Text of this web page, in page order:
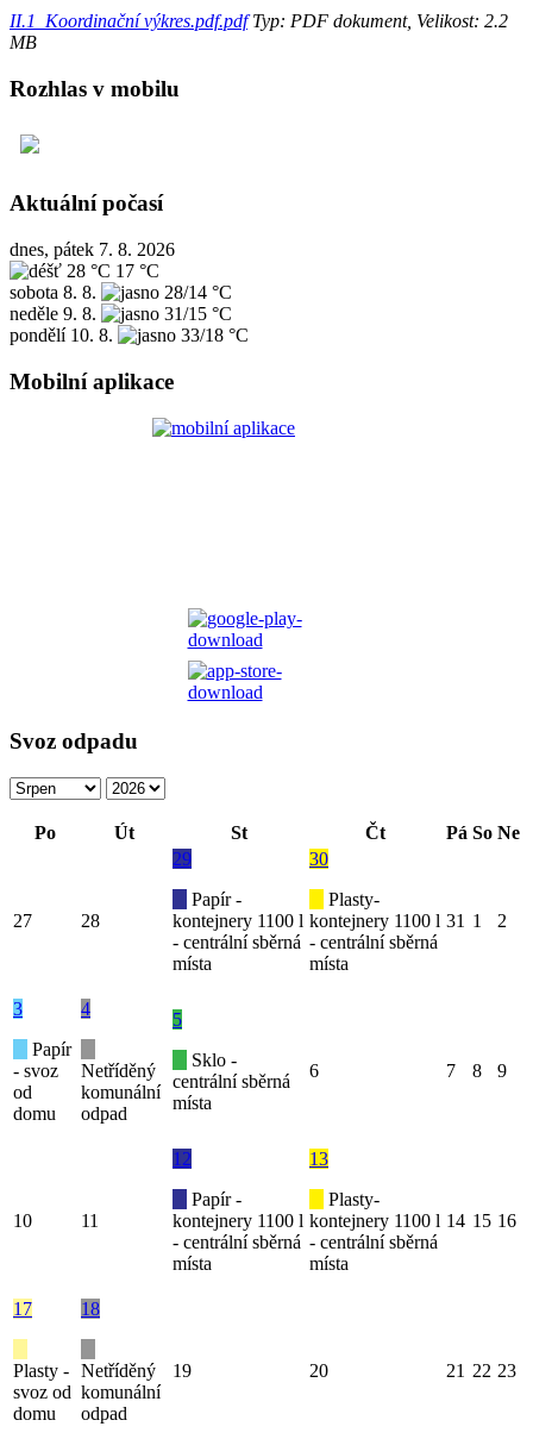
II.1_Koordinační výkres.pdf.pdfTyp: PDF dokument, Velikost: 2.2
MB
Rozhlas v mobilu
Aktuální počasí
dnes, pátek 7. 8. 2026
28 °C 17 °C
sobota 8. 8.
28/14 °C
neděle 9. 8.
31/15 °C
pondělí 10. 8. 33/18 °C
Mobilní aplikace
Svoz odpadu
Po Út St Čt Pá So Ne
27 28
29
Papír -
kontejnery 1100 l
- centrální sběrná
místa
30
Plasty-
kontejnery 1100 l
- centrální sběrná
místa
31 1 2
3
Papír
- svoz
od
domu
4
Netříděný
komunální
odpad
5
Sklo -
centrální sběrná
místa
6 7 8 9
10 11
12
Papír -
kontejnery 1100 l
- centrální sběrná
místa
13
Plasty-
kontejnery 1100 l
- centrální sběrná
místa
14 15 16
17
Plasty -
svoz od
domu
18
Netříděný
komunální
odpad
19 20 21 22 23